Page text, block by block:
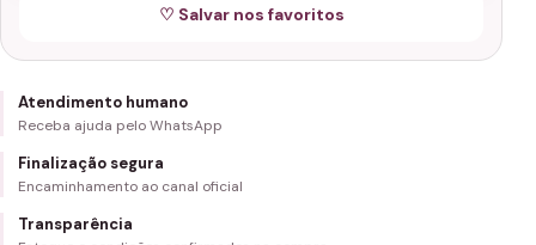
♡ Salvar nos favoritos
Atendimento humano
Receba ajuda pelo WhatsApp
Finalização segura
Encaminhamento ao canal oficial
Transparência